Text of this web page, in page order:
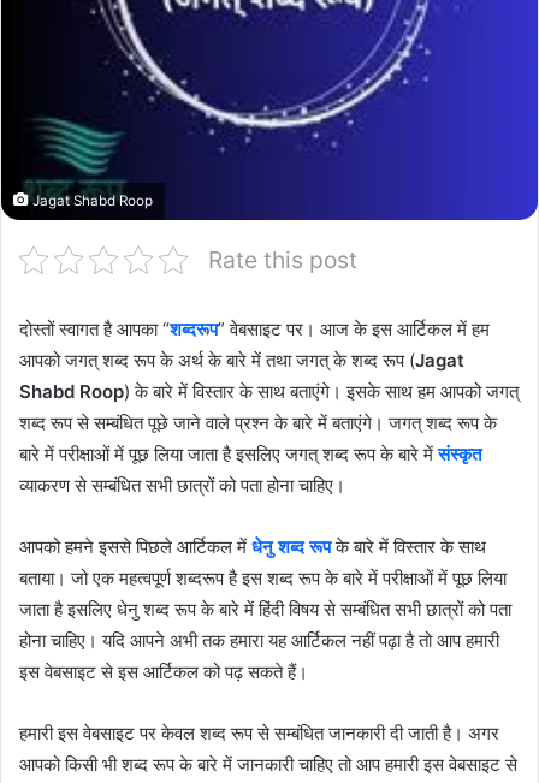
Jagat Shabd Roop
Rate this post
दोस्तों स्वागत है आपका “शब्दरूप” वेबसाइट पर। आज के इस आर्टिकल में हम
आपको जगत् शब्द रूप के अर्थ के बारे में तथा जगत् के शब्द रूप (Jagat
Shabd Roop) के बारे में विस्तार के साथ बताएंगे। इसके साथ हम आपको जगत्
शब्द रूप से सम्बंधित पूछे जाने वाले प्रश्न के बारे में बताएंगे। जगत् शब्द रूप के
बारे में परीक्षाओं में पूछ लिया जाता है इसलिए जगत् शब्द रूप के बारे मेंसंस्कृत
व्याकरण से सम्बंधित सभी छात्रों को पता होना चाहिए।
आपको हमने इससे पिछले आर्टिकल में धेनु शब्द रूपके बारे में विस्तार के साथ
बताया। जो एक महत्वपूर्ण शब्दरूप है इस शब्द रूप के बारे में परीक्षाओं में पूछ लिया
जाता है इसलिए धेनु शब्द रूप के बारे में हिंदी विषय से सम्बंधित सभी छात्रों को पता
होना चाहिए। यदि आपने अभी तक हमारा यह आर्टिकल नहीं पढ़ा है तो आप हमारी
इस वेबसाइट से इस आर्टिकल को पढ़ सकते हैं।
हमारी इस वेबसाइट पर केवल शब्द रूप से सम्बंधित जानकारी दी जाती है। अगर
आपको किसी भी शब्द रूप के बारे में जानकारी चाहिए तो आप हमारी इस वेबसाइट से